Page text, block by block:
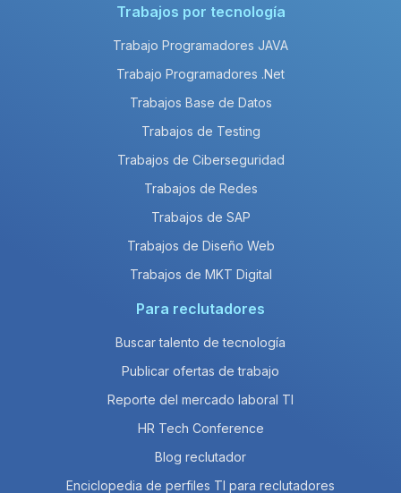
Trabajos por tecnología
Trabajo Programadores JAVA
Trabajo Programadores .Net
Trabajos Base de Datos
Trabajos de Testing
Trabajos de Ciberseguridad
Trabajos de Redes
Trabajos de SAP
Trabajos de Diseño Web
Trabajos de MKT Digital
Para reclutadores
Buscar talento de tecnología
Publicar ofertas de trabajo
Reporte del mercado laboral TI
HR Tech Conference
Blog reclutador
Enciclopedia de perfiles TI para reclutadores